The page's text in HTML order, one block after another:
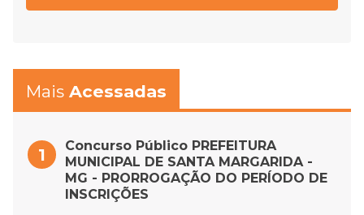
Mais Acessadas
Concurso Público PREFEITURA
MUNICIPAL DE SANTA MARGARIDA -
MG - PRORROGAÇÃO DO PERÍODO DE
INSCRIÇÕES